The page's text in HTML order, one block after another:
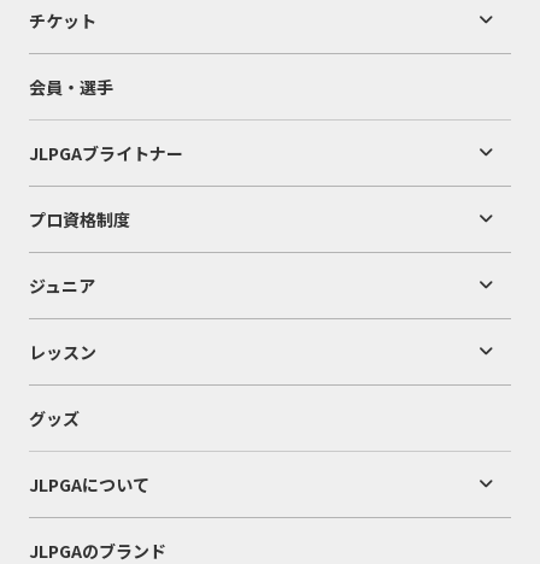
チケット
会員・選手
JLPGAブライトナー
プロ資格制度
ジュニア
レッスン
グッズ
JLPGAについて
JLPGAのブランド